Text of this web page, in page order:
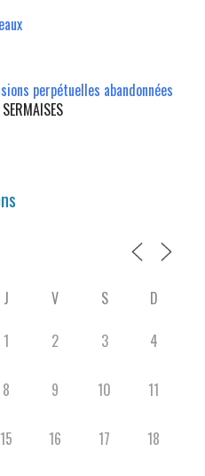
perpétuelles abandonnées
J V S
D
1 2 3 4
8 9 10 11
15 16 17 18